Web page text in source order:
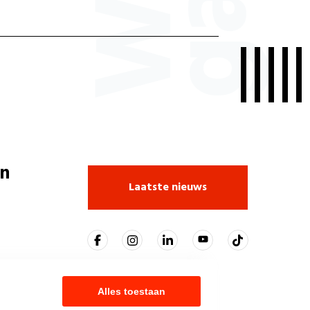
Alles toestaan
Laatste nieuws